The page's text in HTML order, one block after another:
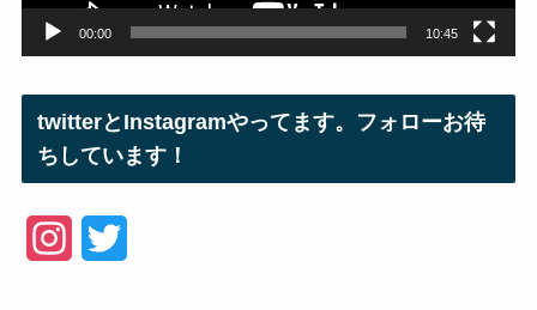
00:00 10:45
twitterとInstagramやってます。フォローお待
ちしています！